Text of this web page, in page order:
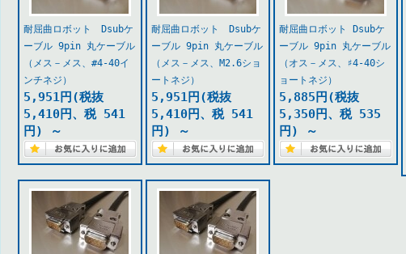
耐屈曲ロボット Dsubケ
ーブル 9pin 丸ケーブル
（メス－メス、#4-40イ
ンチネジ）
5,951円(税抜
5,410円、税 541
円)
～
耐屈曲ロボット Dsubケ
ーブル 9pin 丸ケーブル
（メス－メス、M2.6ショ
ートネジ）
5,951円(税抜
5,410円、税 541
円)
～
耐屈曲ロボット Dsubケ
ーブル 9pin 丸ケーブル
（オス－メス、♯4-40シ
ョートネジ）
5,885円(税抜
5,350円、税 535
円)
～